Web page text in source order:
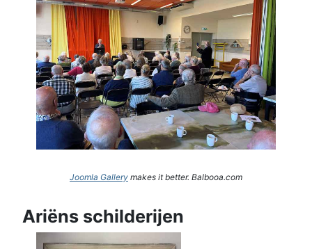
Joomla Gallery makes it better. Balbooa.com
Ariëns schilderijen